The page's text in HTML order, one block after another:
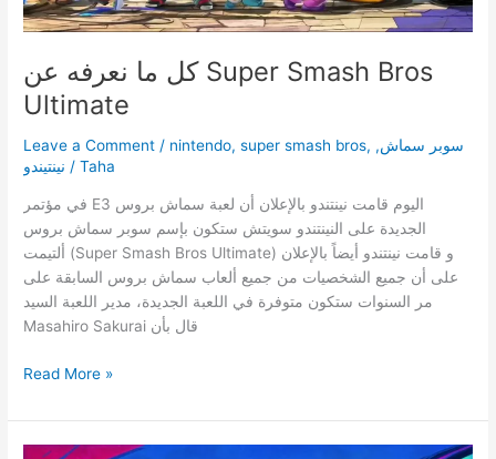
كل ما نعرفه عن Super Smash Bros
Ultimate
Leave a Comment / nintendo,super smash bros, سوبر سماش,
نينتيندو /Taha
في مؤتمر E3 اليوم قامت نينتندو باﻹعلان أن لعبة سماش بروس
الجديدة على النينتندو سويتش ستكون بإسم سوبر سماش بروس
ألتيمت (Super Smash Bros Ultimate) و قامت نينتندو أيضاً باﻹعلان
على أن جميع الشخصيات من جميع ألعاب سماش بروس السابقة على
مر السنوات ستكون متوفرة في اللعبة الجديدة، مدير اللعبة السيد
Masahiro Sakurai قال بأن
كل
نعرفه
عن
Read More »